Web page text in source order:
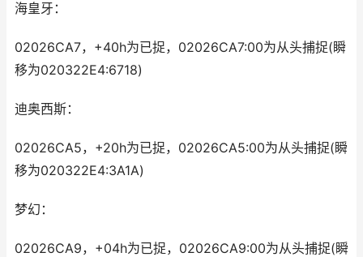
海皇牙：
02026CA7，+40h为已捉，02026CA7:00为从头捕捉(瞬
移为020322E4:6718)
迪奥西斯：
02026CA5，+20h为已捉，02026CA5:00为从头捕捉(瞬
移为020322E4:3A1A)
梦幻：
02026CA9，+04h为已捉，02026CA9:00为从头捕捉(瞬